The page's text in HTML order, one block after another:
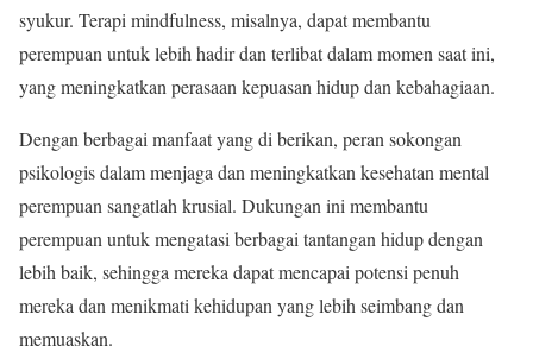
syukur. Terapi mindfulness, misalnya, dapat membantu
perempuan untuk lebih hadir dan terlibat dalam momen saat ini,
yang meningkatkan perasaan kepuasan hidup dan kebahagiaan.
Dengan berbagai manfaat yang di berikan, peran sokongan
psikologis dalam menjaga dan meningkatkan kesehatan mental
perempuan sangatlah krusial. Dukungan ini membantu
perempuan untuk mengatasi berbagai tantangan hidup dengan
lebih baik, sehingga mereka dapat mencapai potensi penuh
mereka dan menikmati kehidupan yang lebih seimbang dan
memuaskan.